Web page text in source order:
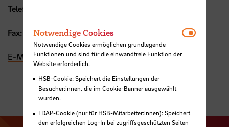
Telefon:+49 421 5905 4645
Fax: +49 421 5905 3661
E-Mail
Notwendige Cookies
Notwendige Cookies ermöglichen grundlegende
Funktionen und sind für die einwandfreie Funktion der
Website erforderlich.
HSB-Cookie: Speichert die Einstellungen der
Besucher:innen, die im Cookie-Banner ausgewählt
wurden.
LDAP-Cookie (nur für HSB-Mitarbeiter:innen): Speichert
den erfolgreichen Log-In bei zugriffsgeschützten Seiten